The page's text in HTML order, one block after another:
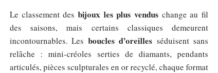
Le classement des bijoux les plus vendus change au fil
des saisons, mais certains classiques demeurent
incontournables. Les boucles d’oreilles séduisent sans
relâche : mini-créoles serties de diamants, pendants
articulés, pièces sculpturales en or recyclé, chaque format